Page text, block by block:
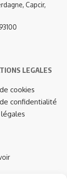
Capcir,
LEGALES
cookies
confidentialité